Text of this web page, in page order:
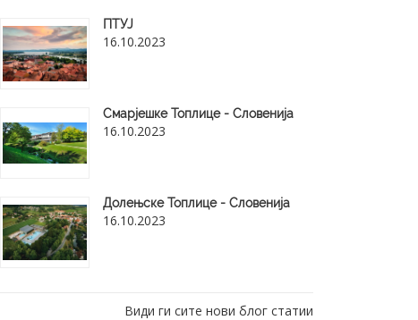
ПТУЈ
16.10.2023
Смарјешке Топлице - Словенија
16.10.2023
Долењске Топлице - Словенија
16.10.2023
Види ги сите нови блог статии